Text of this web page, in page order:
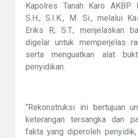
Kapolres Tanah Karo AKBP
S.H., S.I.K., M. Si., melalui
Eriks R, S.T., menjelaskan
digelar untuk memperjelas
serta menguatkan alat
penyidikan.
“Rekonstruksi ini bertujuan
keterangan tersangka dan
fakta yang diperoleh